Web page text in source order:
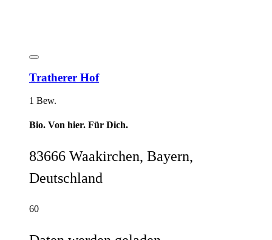
Tratherer Hof
1 Bew.
Bio. Von hier. Für Dich.
83666 Waakirchen, Bayern,
Deutschland
60